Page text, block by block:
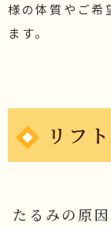
様の体質やご希
ます。
リフ
たるみの原